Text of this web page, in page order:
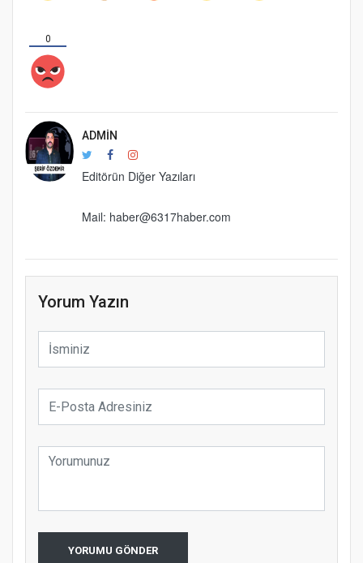
0
ADMIN
Editörün Diğer Yazıları
Mail: haber@6317haber.com
Yorum Yazın
YORUMU GÖNDER